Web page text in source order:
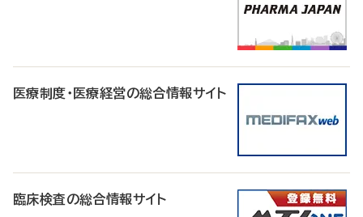
医療制度・医療経営の総合情報サイト
臨床検査の総合情報サイト